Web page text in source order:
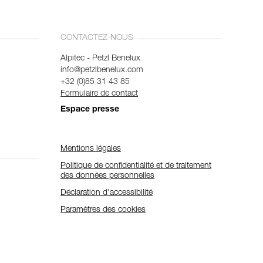
CONTACTEZ-NOUS
Alpitec - Petzl Benelux
info@petzlbenelux.com
+32 (0)85 31 43 85
Formulaire de contact
Espace presse
Mentions légales
Politique de confidentialité et de traitement
des données personnelles
Déclaration d'accessibilité
Paramètres des cookies